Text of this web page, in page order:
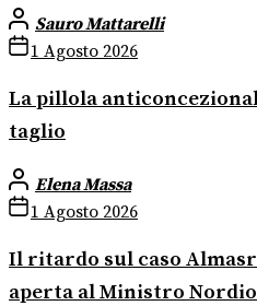
Sauro Mattarelli
1 Agosto 2026
La pillola
taglio
Elena Massa
1 Agosto 2026
Il ritardo sul caso
aperta al Ministro Nordio